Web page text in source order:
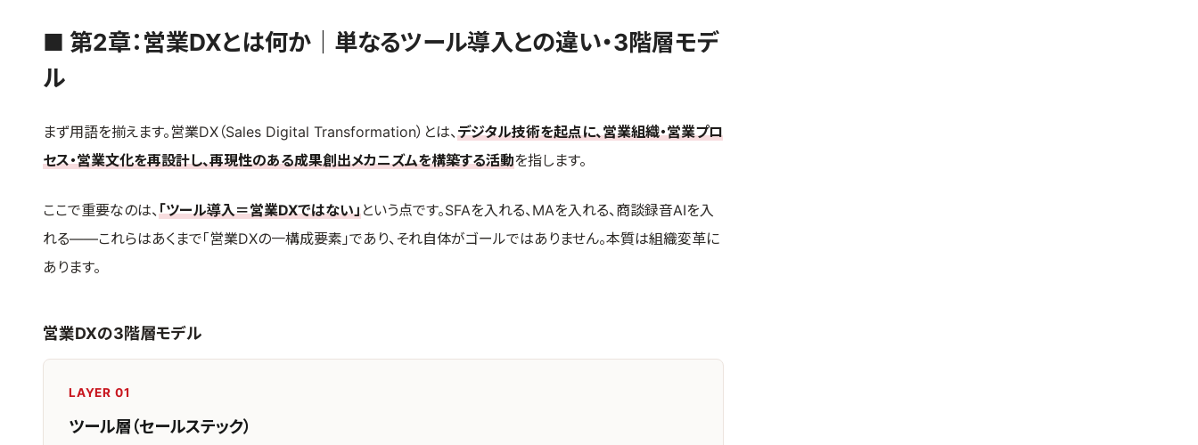
■ 第2章：営業DXとは何か｜単なるツール導入との違い・3階層モデ
ル
まず用語を揃えます。営業DX（Sales Digital Transformation）とは、デジタル技術を起点に、営業組織・営業プロ
セス・営業文化を再設計し、再現性のある成果創出メカニズムを構築する活動を指します。
ここで重要なのは、「ツール導入＝営業DXではない」という点です。SFAを入れる、MAを入れる、商談録音AIを入
れる——これらはあくまで「営業DXの一構成要素」であり、それ自体がゴールではありません。本質は組織変革に
あります。
営業DXの3階層モデル
LAYER 01
ツール層（セールステック）